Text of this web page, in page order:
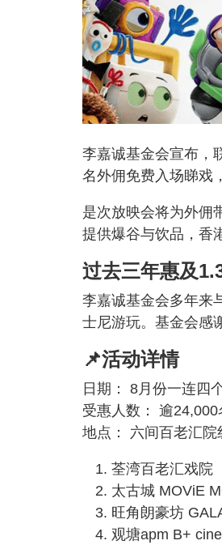
李嘉诚基金会宣布，
名外佣免费入场睇戏
是次放映会将为外佣
提供爆谷与饮品，香
过去三年惠及
李嘉诚基金会多年来
士尼游玩。基金会感
📌活动详情
日期： 8月份一连四
受惠人数： 逾
地点： 六间百老汇
荃湾百老汇戏院
太古城 MOViE
旺角朗豪坊
观塘apm B+